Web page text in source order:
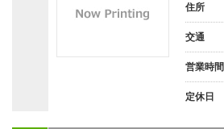
住所
交通
営業時間
定休日